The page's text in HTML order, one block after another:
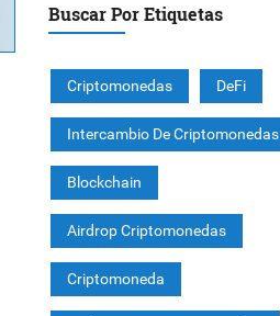
Buscar Por Etiquetas
Criptomonedas DeFi
Intercambio De Criptomonedas
Blockchain
Airdrop Criptomonedas
Criptomoneda